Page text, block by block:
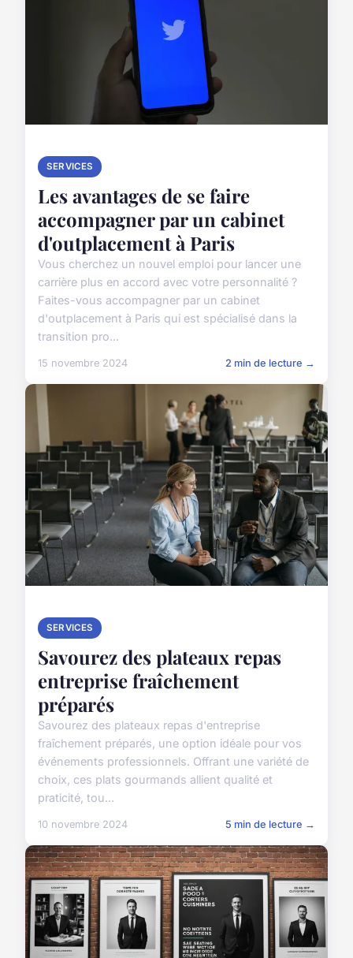
SERVICES
Les avantages de se faire
accompagner par un cabinet
d'outplacement à Paris
Vous cherchez un nouvel emploi pour lancer une
carrière plus en accord avec votre personnalité ?
Faites-vous accompagner par un cabinet
d'outplacement à Paris qui est spécialisé dans la
transition pro...
15 novembre 2024 2 min de lecture →
SERVICES
Savourez des plateaux repas
entreprise fraîchement
préparés
Savourez des plateaux repas d'entreprise
fraîchement préparés, une option idéale pour vos
événements professionnels. Offrant une variété de
choix, ces plats gourmands allient qualité et
praticité, tou...
10 novembre 2024 5 min de lecture →